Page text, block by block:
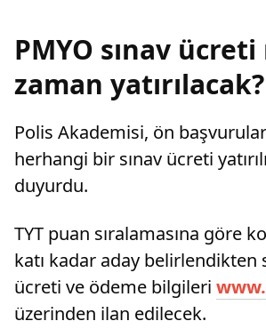
PMYO sınav ücreti
zaman yatırılacak?
Polis Akademisi, ön başvurular
herhangi bir sınav ücreti
duyurdu.
TYT puan sıralamasına göre
katı kadar aday belirlendikten
ücreti ve ödeme bilgileri
üzerinden ilan edilecek.